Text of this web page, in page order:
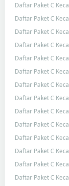
Daftar Paket C
Daftar Paket C
Daftar Paket C
Daftar Paket C
Daftar Paket C
Daftar Paket C
Daftar Paket C
Daftar Paket C
Daftar Paket C
Daftar Paket C
Daftar Paket C
Daftar Paket C
Daftar Paket C
Daftar Paket C